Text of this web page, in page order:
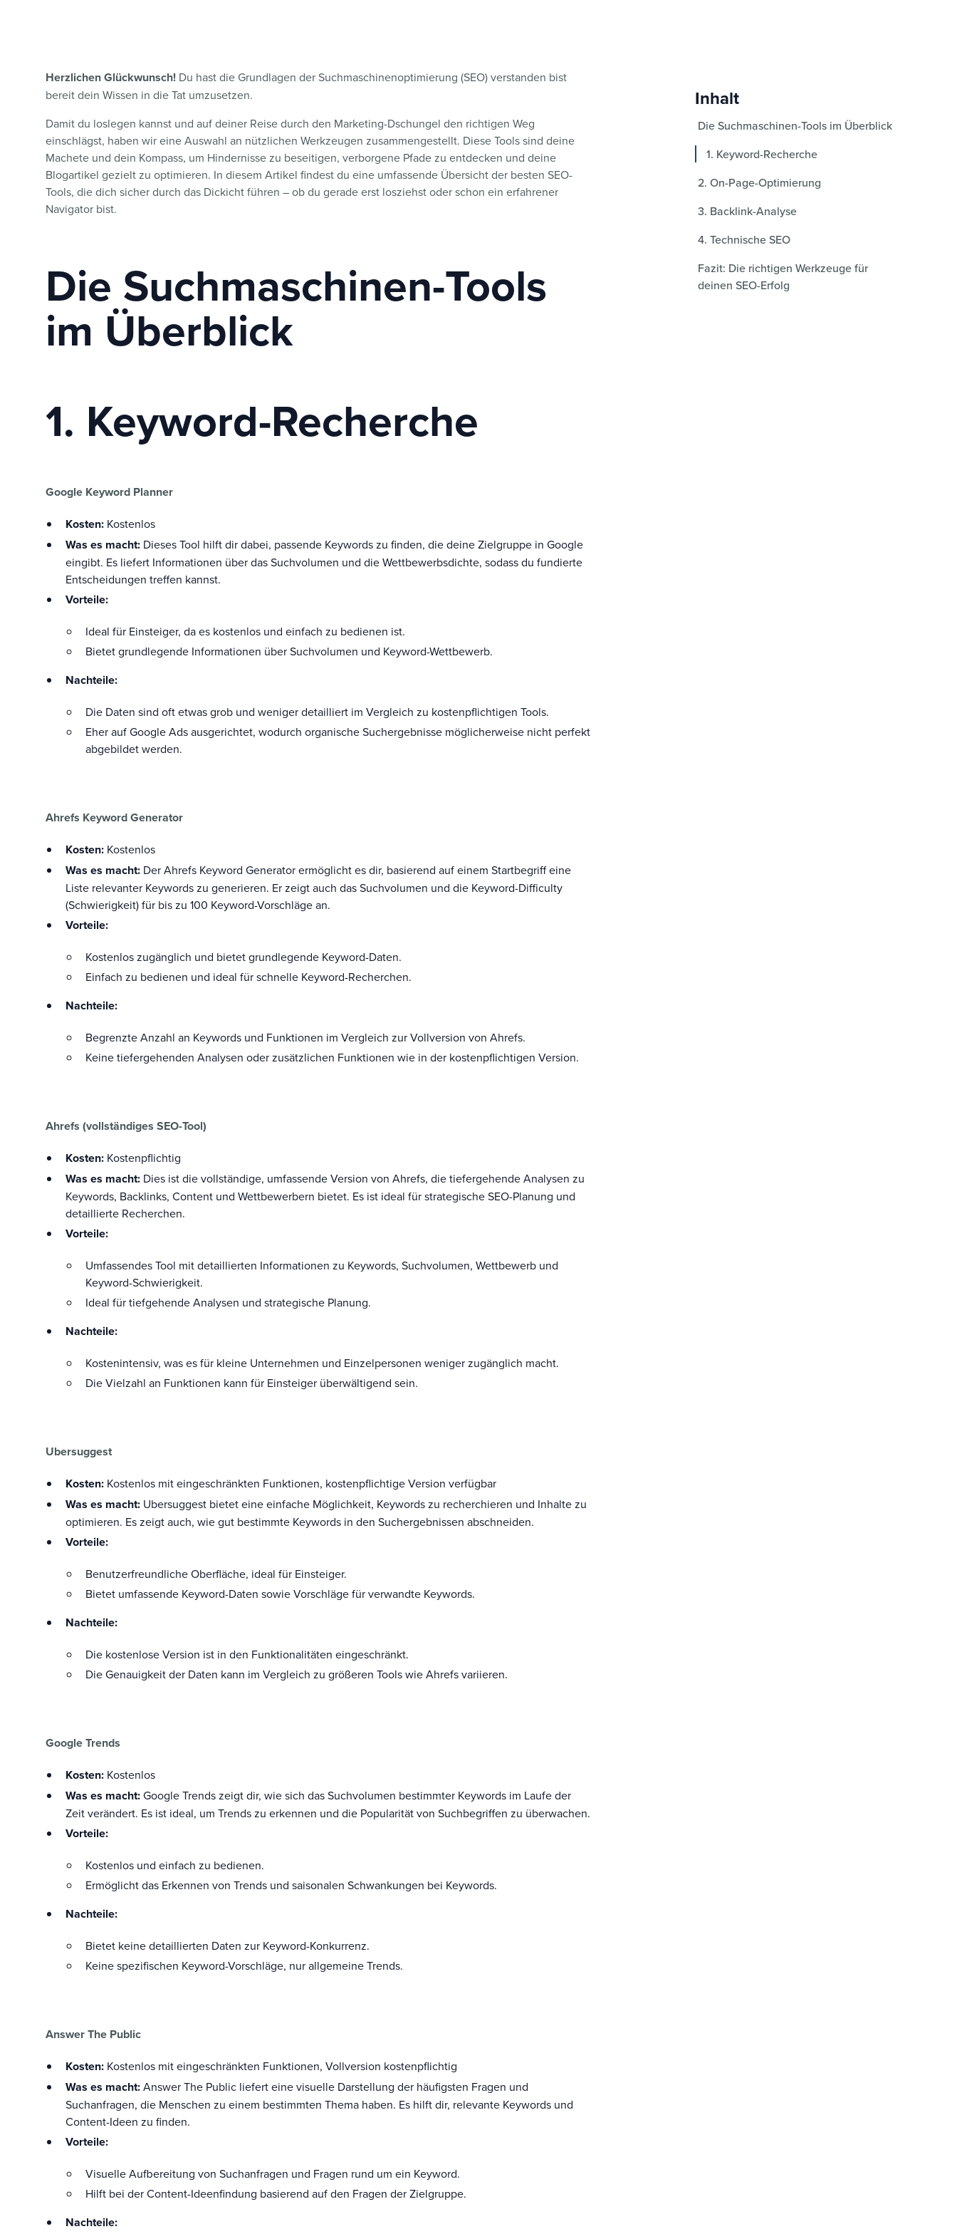
Herzlichen Glückwunsch! Du hast die Grundlagen der Suchmaschinenoptimierung (SEO) verstanden bist
bereit dein Wissen in die Tat umzusetzen.
Damit du loslegen kannst und auf deiner Reise durch den Marketing-Dschungel den richtigen Weg
einschlägst, haben wir eine Auswahl an nützlichen Werkzeugen zusammengestellt. Diese Tools sind deine
Machete und dein Kompass, um Hindernisse zu beseitigen, verborgene Pfade zu entdecken und deine
Blogartikel gezielt zu optimieren. In diesem Artikel findest du eine umfassende Übersicht der besten SEO-
Tools, die dich sicher durch das Dickicht führen – ob du gerade erst losziehst oder schon ein erfahrener
Navigator bist.
Die Suchmaschinen-Tools
im Überblick
1. Keyword-Recherche
Google Keyword Planner
Kosten: Kostenlos
Was es macht: Dieses Tool hilft dir dabei, passende Keywords zu finden, die deine Zielgruppe in Google
eingibt. Es liefert Informationen über das Suchvolumen und die Wettbewerbsdichte, sodass du fundierte
Entscheidungen treffen kannst.
Vorteile:
Ideal für Einsteiger, da es kostenlos und einfach zu bedienen ist.
Bietet grundlegende Informationen über Suchvolumen und Keyword-Wettbewerb.
Nachteile:
Die Daten sind oft etwas grob und weniger detailliert im Vergleich zu kostenpflichtigen Tools.
Eher auf Google Ads ausgerichtet, wodurch organische Suchergebnisse möglicherweise nicht perfekt
abgebildet werden.
Ahrefs Keyword Generator
Kosten: Kostenlos
Was es macht: Der Ahrefs Keyword Generator ermöglicht es dir, basierend auf einem Startbegriff eine
Liste relevanter Keywords zu generieren. Er zeigt auch das Suchvolumen und die Keyword-Difficulty
(Schwierigkeit) für bis zu 100 Keyword-Vorschläge an.
Vorteile:
Kostenlos zugänglich und bietet grundlegende Keyword-Daten.
Einfach zu bedienen und ideal für schnelle Keyword-Recherchen.
Nachteile:
Begrenzte Anzahl an Keywords und Funktionen im Vergleich zur Vollversion von Ahrefs.
Keine tiefergehenden Analysen oder zusätzlichen Funktionen wie in der kostenpflichtigen Version.
Ahrefs (vollständiges SEO-Tool)
Kosten: Kostenpflichtig
Was es macht: Dies ist die vollständige, umfassende Version von Ahrefs, die tiefergehende Analysen zu
Keywords, Backlinks, Content und Wettbewerbern bietet. Es ist ideal für strategische SEO-Planung und
detaillierte Recherchen.
Vorteile:
Umfassendes Tool mit detaillierten Informationen zu Keywords, Suchvolumen, Wettbewerb und
Keyword-Schwierigkeit.
Ideal für tiefgehende Analysen und strategische Planung.
Nachteile:
Kostenintensiv, was es für kleine Unternehmen und Einzelpersonen weniger zugänglich macht.
Die Vielzahl an Funktionen kann für Einsteiger überwältigend sein.
Ubersuggest
Kosten: Kostenlos mit eingeschränkten Funktionen, kostenpflichtige Version verfügbar
Was es macht: Ubersuggest bietet eine einfache Möglichkeit, Keywords zu recherchieren und Inhalte zu
optimieren. Es zeigt auch, wie gut bestimmte Keywords in den Suchergebnissen abschneiden.
Vorteile:
Benutzerfreundliche Oberfläche, ideal für Einsteiger.
Bietet umfassende Keyword-Daten sowie Vorschläge für verwandte Keywords.
Nachteile:
Die kostenlose Version ist in den Funktionalitäten eingeschränkt.
Die Genauigkeit der Daten kann im Vergleich zu größeren Tools wie Ahrefs variieren.
Google Trends
Kosten: Kostenlos
Was es macht:Google Trends zeigt dir, wie sich das Suchvolumen bestimmter Keywords im Laufe der
Zeit verändert. Es ist ideal, um Trends zu erkennen und die Popularität von Suchbegriffen zu überwachen.
Vorteile:
Kostenlos und einfach zu bedienen.
Ermöglicht das Erkennen von Trends und saisonalen Schwankungen bei Keywords.
Nachteile:
Bietet keine detaillierten Daten zur Keyword-Konkurrenz.
Keine spezifischen Keyword-Vorschläge, nur allgemeine Trends.
Answer The Public
Kosten: Kostenlos mit eingeschränkten Funktionen, Vollversion kostenpflichtig
Was es macht:Answer The Public liefert eine visuelle Darstellung der häufigsten Fragen und
Suchanfragen, die Menschen zu einem bestimmten Thema haben. Es hilft dir, relevante Keywords und
Content-Ideen zu finden.
Vorteile:
Visuelle Aufbereitung von Suchanfragen und Fragen rund um ein Keyword.
Hilft bei der Content-Ideenfindung basierend auf den Fragen der Zielgruppe.
Nachteile:
Inhalt
Die Suchmaschinen-Tools im Überblick
1. Keyword-Recherche
2. On-Page-Optimierung
3. Backlink-Analyse
4. Technische SEO
Fazit: Die richtigen Werkzeuge für
deinen SEO-Erfolg